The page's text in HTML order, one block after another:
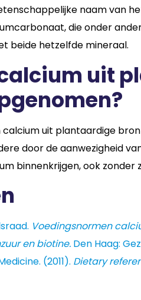
naam van
die onder
beide hetzelfde mineraal.
uit
uit plantaardige
door de aanwezigheid
binnenkrijgen, ook zonder
Voedingsnormen
en biotine. Den Haag:
(2011). Dietary